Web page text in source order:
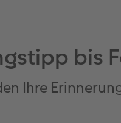
bis
Ihre